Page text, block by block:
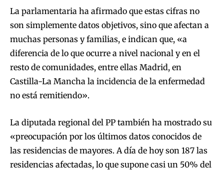
La parlamentaria ha afirmado que estas cifras no
son simplemente datos objetivos, sino que afectan a
muchas personas y familias, e indican que, «a
diferencia de lo que ocurre a nivel nacional y en el
resto de comunidades, entre ellas Madrid, en
Castilla-La Mancha la incidencia de la enfermedad
no está remitiendo».
La diputada regional del PP también ha mostrado su
«preocupación por los últimos datos conocidos de
las residencias de mayores. A día de hoy son 187 las
residencias afectadas, lo que supone casi un 50% del